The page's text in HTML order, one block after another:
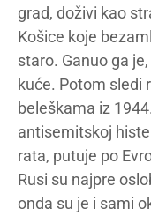
grad, doživi kao
Košice koje
staro. Ganuo ga
kuće. Potom sledi
beleškama iz
antisemitskoj
rata, putuje po
Rusi su najpre
onda su je i sami